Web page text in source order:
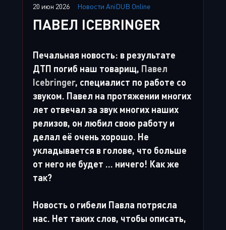
20 июн 2026 Новости AniDUB Online
ПАВЕЛ ICEBRINGER
Печальная новость: в результате
ДТП погиб наш товарищ, Павел
Icebringer, специалист по работе со
звуком. Павел на протяжении многих
лет отвечал за звук многих наших
релизов, он любил свою работу и
делал её очень хорошо. Не
укладывается в голове, что больше
от него не будет ... ничего! Как же
так?
Новость о гибели Павла потрясла
нас. Нет таких слов, чтобы описать,